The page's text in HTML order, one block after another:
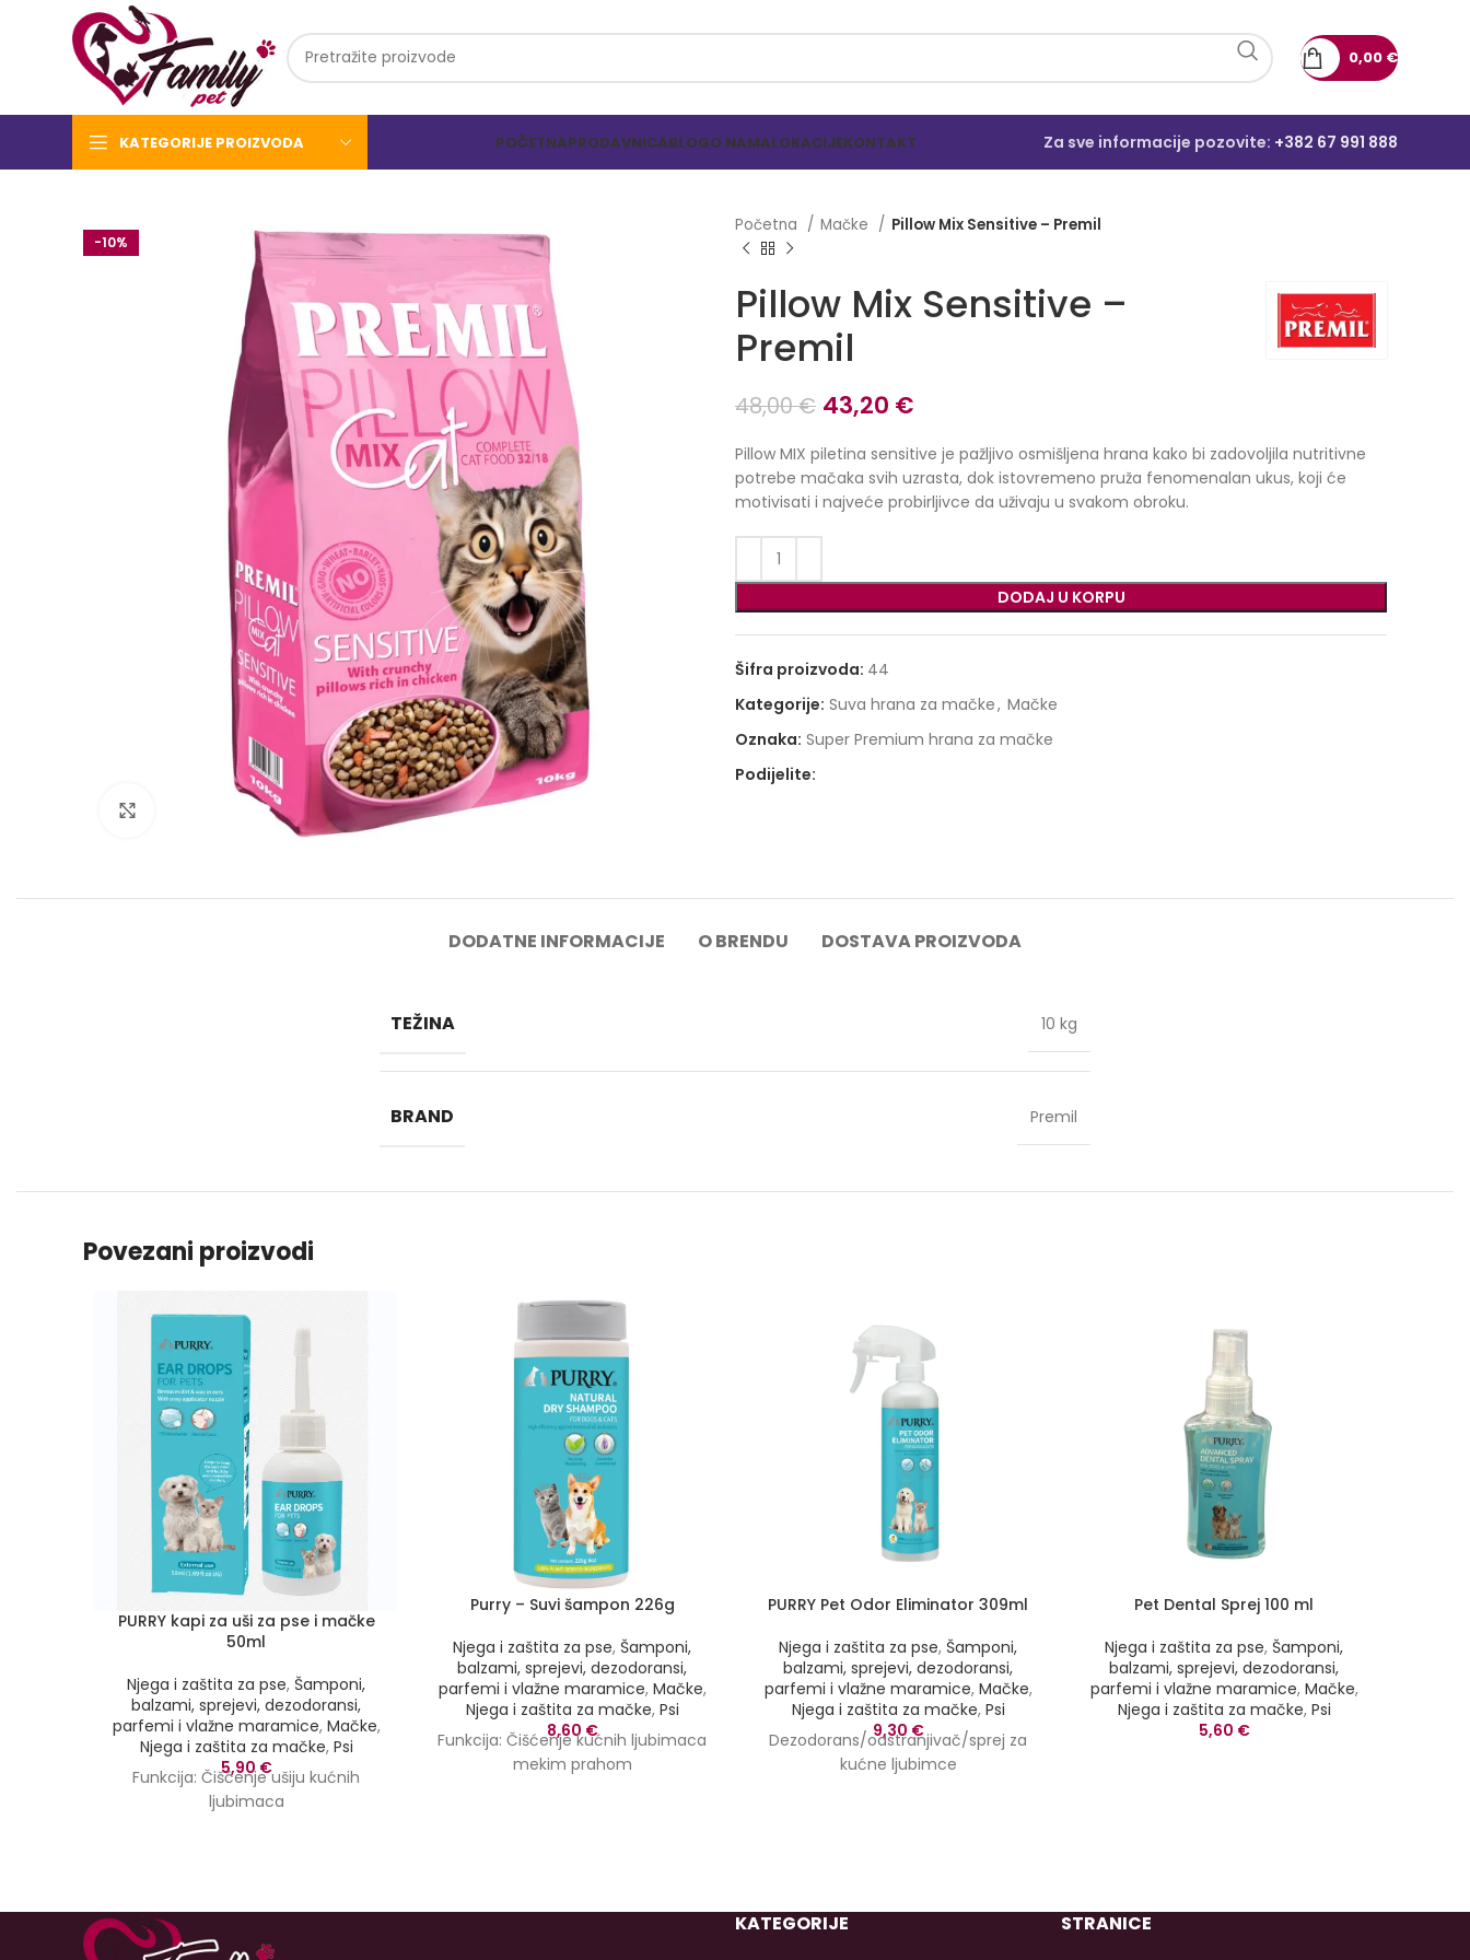
0,00 €
KATEGORIJE PROIZVODA POČETNAPRODAVNICABLOGO NAMALOKACIJEKONTAKT Za sve informacije pozovite: +382 67 991 888
-10%
Click to enlarge
Početna Mačke Pillow Mix Sensitive – Premil
Pillow Mix Sensitive –
Premil
48,00€ Originalna
je
bila:
48,00 €.
43,20 €
je:
43,20 €.
Pillow MIX piletina sensitive je pažljivo osmišljena hrana kako bi zadovoljila nutritivne
potrebe mačaka svih uzrasta, dok istovremeno pruža fenomenalan ukus, koji će
motivisati i najveće probirljivce da uživaju u svakom obroku.
DODAJ U KORPU
Šifra proizvoda: 44
Kategorije: Suva hrana za mačke, Mačke
Oznaka: Super Premium hrana za mačke
Podijelite:
DODATNE INFORMACIJE O BRENDU DOSTAVA PROIZVODA
TEŽINA 10 kg
BRAND Premil
Povezani proizvodi
PURRY kapi za uši za pse i mačke
50ml
Njega i zaštita za pse, Šamponi,
balzami, sprejevi, dezodoransi,
parfemi i vlažne maramice, Mačke,
Njega i zaštita za mačke, Psi
5,90 €
Funkcija: Čišćenje ušiju kućnih
ljubimaca
Purry – Suvi šampon 226g
Njega i zaštita za pse, Šamponi,
balzami, sprejevi, dezodoransi,
parfemi i vlažne maramice, Mačke,
Njega i zaštita za mačke, Psi
8,60 €
Funkcija: Čišćenje kućnih ljubimaca
mekim prahom
PURRY Pet Odor Eliminator 309ml
Njega i zaštita za pse, Šamponi,
balzami, sprejevi, dezodoransi,
parfemi i vlažne maramice, Mačke,
Njega i zaštita za mačke, Psi
9,30 €
Dezodorans/odstranjivač/sprej za
kućne ljubimce
Pet Dental Sprej 100 ml
Njega i zaštita za pse, Šamponi,
balzami, sprejevi, dezodoransi,
parfemi i vlažne maramice, Mačke,
Njega i zaštita za mačke, Psi
5,60 €
KATEGORIJE STRANICE